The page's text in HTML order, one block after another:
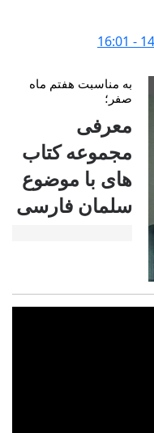
به مناسبت هفتم ماه
صفر؛
معرفی
مجموعه کتاب
های با موضوع
سلمان فارسی